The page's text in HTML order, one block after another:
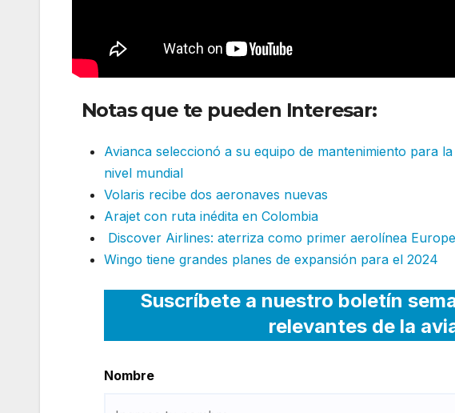
Notas que te pueden Interesar:
Avianca seleccionó a su equipo de mantenimiento para
nivel mundial
Volaris recibe dos aeronaves nuevas
Arajet con ruta inédita en Colombia
Discover Airlines: aterriza como primer aerolínea
Wingo tiene grandes planes de expansión para el 2024
Suscríbete a nuestro boletín
relevantes de la
Nombre